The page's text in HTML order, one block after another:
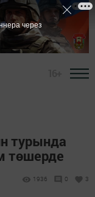
турында
төшерде
1936 0 3
через